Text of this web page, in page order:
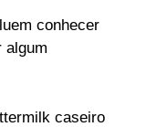
conhecer
algum
caseiro